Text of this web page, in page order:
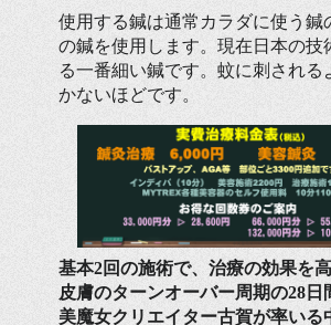
使用する鍼は通常カラダに使う鍼
の鍼を使用します。現在日本の技
る一番細い鍼です。蚊に刺される
かないほどです。
基本2回の施術で、治療の効果を
皮膚のターンオーバー周期の28日
美魔女クリエイター古賀が率いる